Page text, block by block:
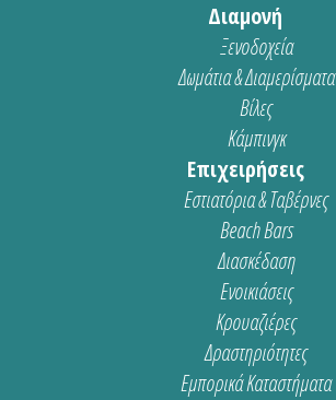
Διαμονή
Ξενοδοχεία
Δωμάτια & Διαμερίσματα
Βίλες
Κάμπινγκ
Επιχειρήσεις
Εστιατόρια & Ταβέρνες
Beach Bars
Διασκέδαση
Ενοικιάσεις
Κρουαζιέρες
Δραστηριότητες
Εμπορικά Καταστήματα